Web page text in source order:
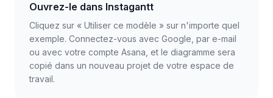
Ouvrez-le dans Instagantt
Cliquez sur « Utiliser ce modèle » sur n'importe quel
exemple. Connectez-vous avec Google, par e-mail
ou avec votre compte Asana, et le diagramme sera
copié dans un nouveau projet de votre espace de
travail.